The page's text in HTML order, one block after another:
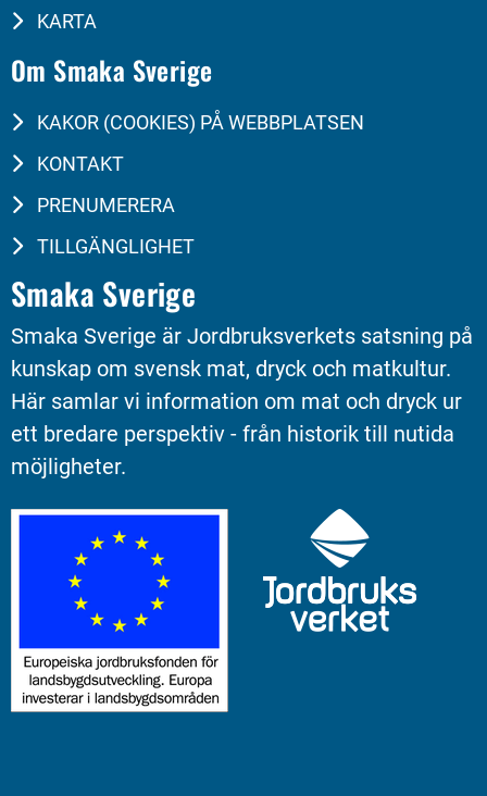
KARTA
Om Smaka Sverige
KAKOR (COOKIES) PÅ WEBBPLATSEN
KONTAKT
PRENUMERERA
TILLGÄNGLIGHET
Smaka Sverige
Smaka Sverige är Jordbruksverkets satsning på
kunskap om svensk mat, dryck och matkultur.
Här samlar vi information om mat och dryck ur
ett bredare perspektiv - från historik till nutida
möjligheter.